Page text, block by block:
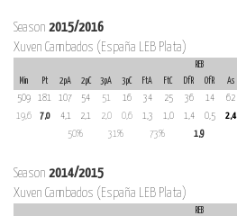
Season 2015/2016
Xuven Cambados (España LEB Plata)
REB
Min
Pt 2pA 2pC 3pA 3pC FtA FtC DfR OfR As
509
181 107 54 51 16 34 25 36 14 62
19,6
7,0 4,1 2,1 2,0 0,6 1,3 1,0 1,4 0,5 2,4
50%
31% 73% 1,9
Season 2014/2015
Xuven Cambados (España LEB Plata)
REB